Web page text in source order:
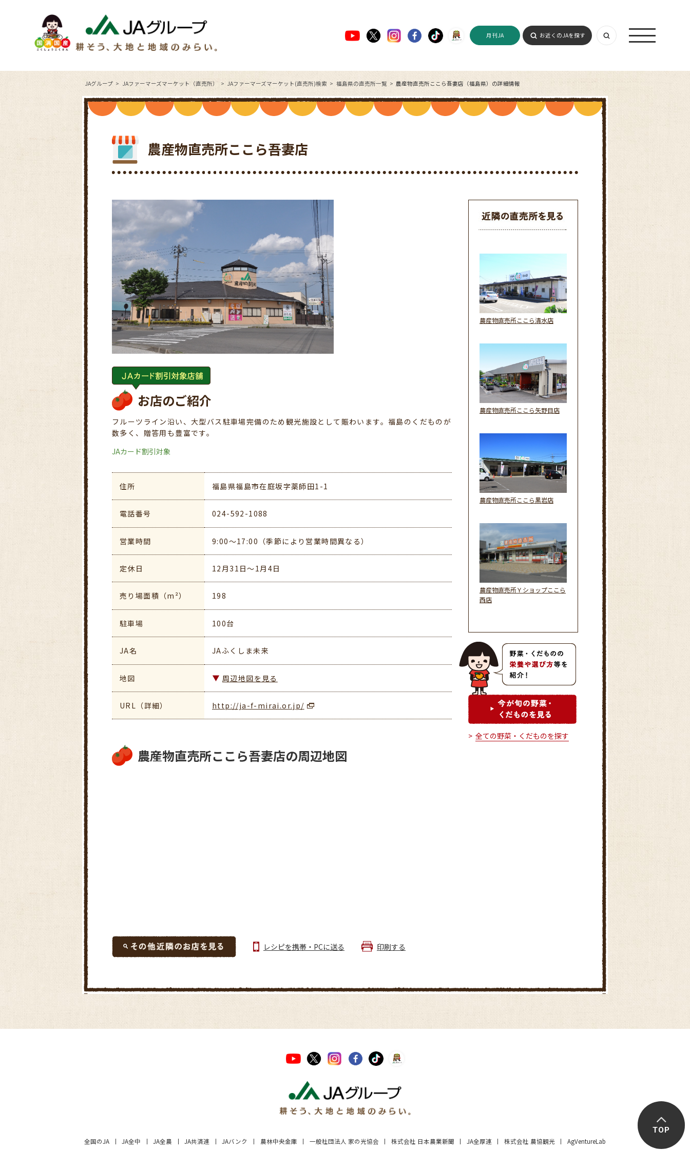
月刊JA お近くのJAを探す
JAグループ JAファーマーズマーケット（直売所） JAファーマーズマーケット(直売所)検索 福島県の直売所一覧 農産物直売所ここら吾妻店（福島県）の詳細情報
農産物直売所ここら吾妻店
お店のご紹介
フルーツライン沿い、大型バス駐車場完備のため観光施設として賑わいます。福島のくだものが
数多く、贈答用も豊富です。
JAカード割引対象
住所 福島県福島市在庭坂字薬師田1-1
電話番号 024-592-1088
営業時間 9:00～17:00（季節により営業時間異なる）
定休日 12月31日～1月4日
売り場面積（m²） 198
駐車場 100台
JA名 JAふくしま未来
地図 周辺地図を見る
URL（詳細） http://ja-f-mirai.or.jp/
農産物直売所ここら吾妻店の周辺地図
レシピを携帯・PCに送る 印刷する
農産物直売所ここら清水店
農産物直売所ここら矢野目店
農産物直売所ここら黒岩店
農産物直売所Ｙショップここら
西店
全ての野菜・くだものを探す
全国のJA JA全中 JA全農 JA共済連 JAバンク 農林中央金庫 一般社団法人 家の光協会 株式会社 日本農業新聞 JA全厚連 株式会社 農協観光 AgVentureLab
TOP